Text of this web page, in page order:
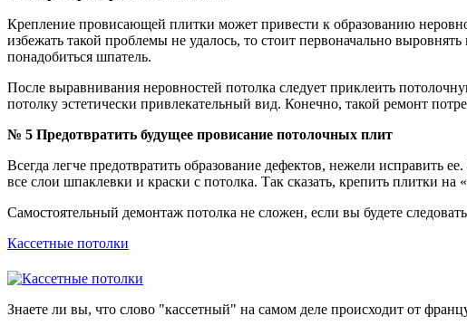
Крепление провисающей плитки может привести к образованию
избежать такой проблемы не удалось, то стоит первоначально
понадобиться шпатель.
После выравнивания неровностей потолка следует приклеить
потолку эстетически привлекательный вид. Конечно, такой ремонт
№ 5 Предотвратить будущее провисание потолочных плит
Всегда легче предотвратить образование дефектов, нежели исправить
все слои шпаклевки и краски с потолка. Так сказать, крепить плитки на
Самостоятельный демонтаж потолка не сложен, если вы будете
Кассетные потолки
Знаете ли вы, что слово "кассетный" на самом деле происходит от